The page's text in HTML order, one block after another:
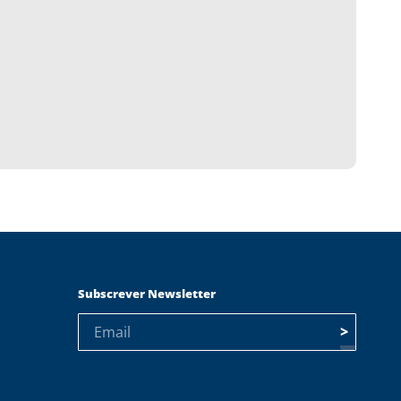
Subscrever Newsletter
>